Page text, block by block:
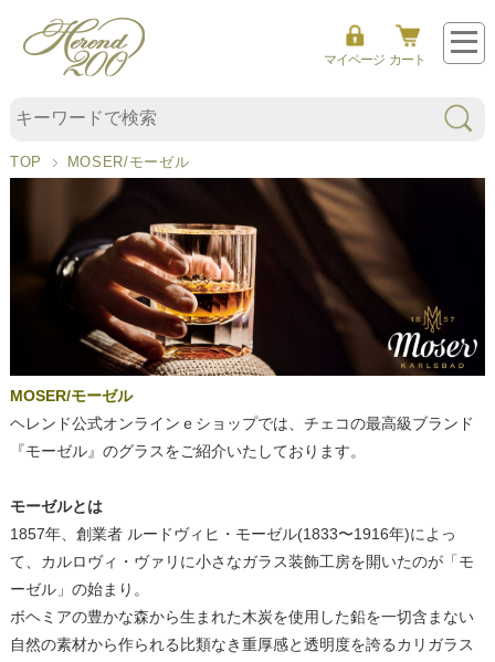
マイページ カート
TOP MOSER/モーゼル
MOSER/モーゼル
ヘレンド公式オンラインｅショップでは、チェコの最高級ブランド
『モーゼル』のグラスをご紹介いたしております。
モーゼルとは
1857年、創業者 ルードヴィヒ・モーゼル(1833〜1916年)によっ
て、カルロヴィ・ヴァリに小さなガラス装飾工房を開いたのが「モ
ーゼル」の始まり。
ボヘミアの豊かな森から生まれた木炭を使用した鉛を一切含まない
自然の素材から作られる比類なき重厚感と透明度を誇るカリガラス